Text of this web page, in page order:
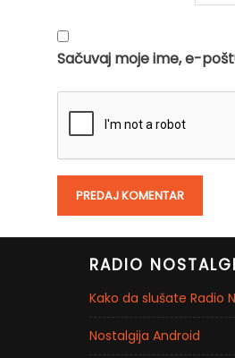
Sačuvaj moje ime, e-
RADIO
Kako da slušate Radio
Nostalgija Android